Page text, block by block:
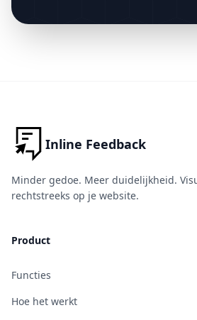
Inline Feedback
Minder gedoe. Meer duidelijkheid.
rechtstreeks op je website.
Product
Functies
Hoe het werkt